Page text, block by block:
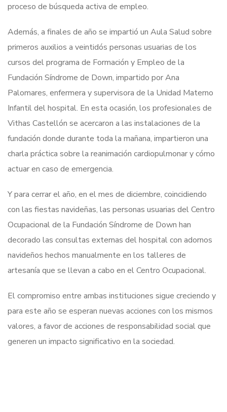
proceso de búsqueda activa de empleo.
Además, a finales de año se impartió un Aula Salud sobre
primeros auxilios a veintidós personas usuarias de los
cursos del programa de Formación y Empleo de la
Fundación Síndrome de Down, impartido por Ana
Palomares, enfermera y supervisora de la Unidad Materno
Infantil del hospital. En esta ocasión, los profesionales de
Vithas Castellón se acercaron a las instalaciones de la
fundación donde durante toda la mañana, impartieron una
charla práctica sobre la reanimación cardiopulmonar y cómo
actuar en caso de emergencia.
Y para cerrar el año, en el mes de diciembre, coincidiendo
con las fiestas navideñas, las personas usuarias del Centro
Ocupacional de la Fundación Síndrome de Down han
decorado las consultas externas del hospital con adornos
navideños hechos manualmente en los talleres de
artesanía que se llevan a cabo en el Centro Ocupacional.
El compromiso entre ambas instituciones sigue creciendo y
para este año se esperan nuevas acciones con los mismos
valores, a favor de acciones de responsabilidad social que
generen un impacto significativo en la sociedad.